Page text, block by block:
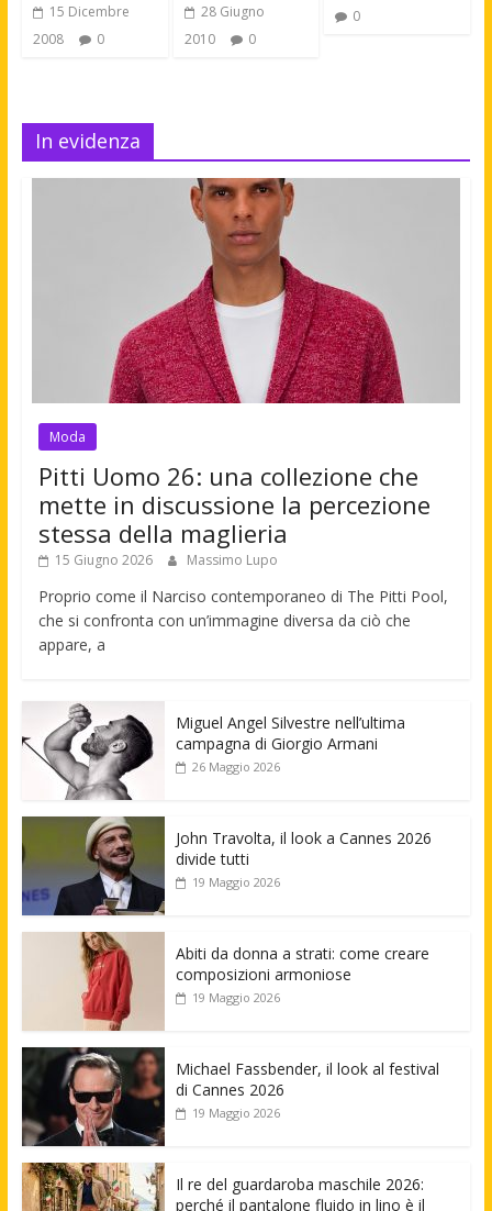
15 Dicembre
2008
0
28 Giugno
2010
0
0
In evidenza
Moda
Pitti Uomo 26: una collezione che
mette in discussione la percezione
stessa della maglieria
15 Giugno 2026 Massimo Lupo
Proprio come il Narciso contemporaneo di The Pitti Pool,
che si confronta con un’immagine diversa da ciò che
appare, a
Miguel Angel Silvestre nell’ultima
campagna di Giorgio Armani
26 Maggio 2026
John Travolta, il look a Cannes 2026
divide tutti
19 Maggio 2026
Abiti da donna a strati: come creare
composizioni armoniose
19 Maggio 2026
Michael Fassbender, il look al festival
di Cannes 2026
19 Maggio 2026
Il re del guardaroba maschile 2026:
perché il pantalone fluido in lino è il